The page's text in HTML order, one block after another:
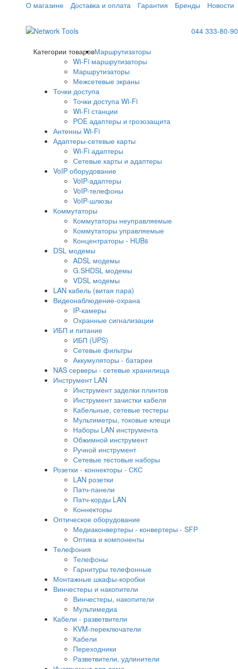
О магазине Доставка и оплата Гарантия Бренды Новости
044 333-80-90
Категории товаровМаршрутизаторы
Wi-Fi маршрутизаторы
Маршрутизаторы
Межсетевые экраны
Точки доступа
Точки доступа Wi-Fi
Wi-Fi станции
POE адаптеры и грозозащита
Антенны Wi-Fi
Адаптеры-сетевые карты
Wi-Fi адаптеры
Сетевые карты и адаптеры
VoIP оборудование
VoIP-адаптеры
VoIP-телефоны
VoIP-шлюзы
Коммутаторы
Коммутаторы неуправляемые
Коммутаторы управляемые
Концентраторы - HUBs
DSL модемы
ADSL модемы
G.SHDSL модемы
VDSL модемы
LAN кабель (витая пара)
Видеонаблюдение-охрана
IP-камеры
Охранные сигнализации
ИБП и питание
ИБП (UPS)
Сетевые фильтры
Аккумуляторы - батареи
NAS серверы - сетевые хранилища
Инструмент LAN
Инструмент заделки плинтов
Инструмент зачистки кабеля
Кабельные, сетевые тестеры
Мультиметры, токовые клещи
Наборы LAN инструмента
Обжимной инструмент
Ручной инструмент
Сетевые тестовые наборы
Розетки - коннекторы - СКС
LAN розетки
Патч-панели
Патч-корды LAN
Коннекторы
Оптическое оборудование
Медиаконвертеры - конвертеры - SFP
Оптика и компоненты
Телефония
Телефоны
Гарнитуры телефонные
Монтажные шкафы-коробки
Винчестеры и накопители
Винчестеры, накопители
Мультимедиа
Кабели - разветвители
KVM-переключатели
Кабели
Переходники
Разветвители, удлинители